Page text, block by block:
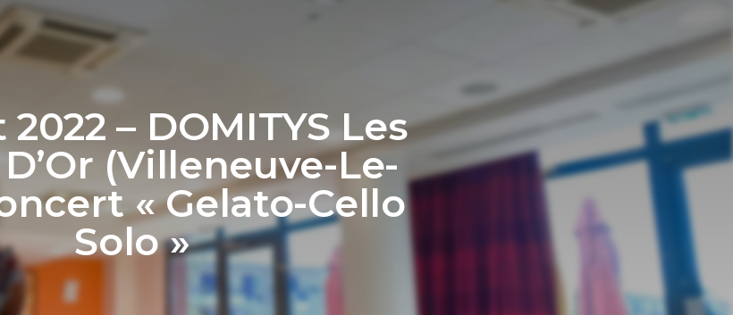
– DOMITYS Les
(Villeneuve-Le-
« Gelato-Cello
Solo »